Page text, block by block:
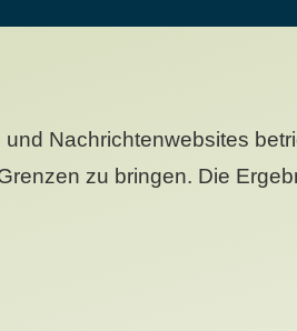
Nachrichtenwebsites
zu bringen. Die